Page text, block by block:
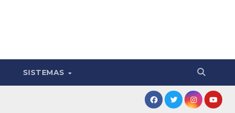
SISTEMAS